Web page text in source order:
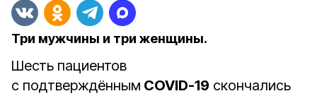
Три мужчины и три женщины.
Шесть пациентов
с подтверждённым COVID-19 скончались